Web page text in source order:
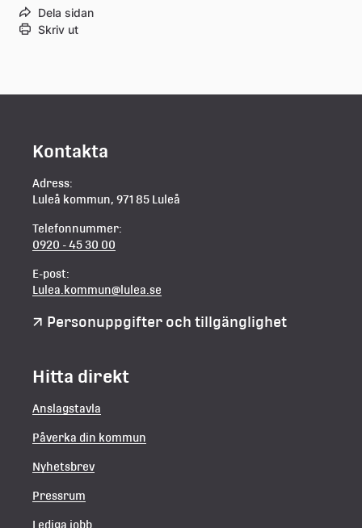
Dela sidan
Skriv ut
Kontakta
Adress:
Luleå kommun, 971 85 Luleå
Telefonnummer:
0920 - 45 30 00
E-post:
Lulea.kommun@lulea.se
Personuppgifter och tillgänglighet
Hitta direkt
Anslagstavla
Påverka din kommun
Nyhetsbrev
Pressrum
Lediga jobb